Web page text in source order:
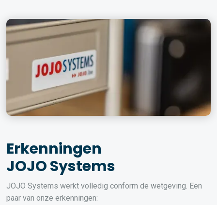
Erkenningen
JOJO Systems
JOJO Systems werkt volledig conform de wetgeving. Een
paar van onze erkenningen: